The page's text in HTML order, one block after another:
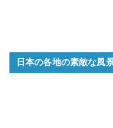
日本の各地の素敵な風